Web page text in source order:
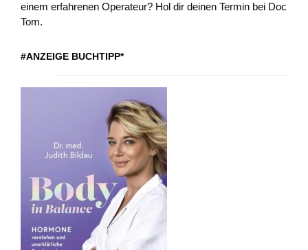
einem erfahrenen Operateur? Hol dir deinen Termin bei Doc
Tom.
#ANZEIGE BUCHTIPP*